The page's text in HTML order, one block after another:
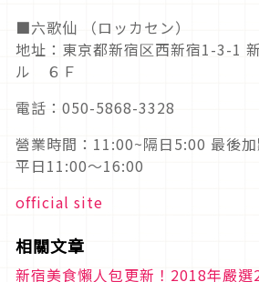
■六歌仙 （ロッカセン）
地址：東京都新宿区西新宿1-3-1
ル ６Ｆ
電話：050-5868-3328
營業時間：11:00~隔日5:00 最後
平日11:00～16:00
official site
相關文章
新宿美食懶人包更新！2018年嚴